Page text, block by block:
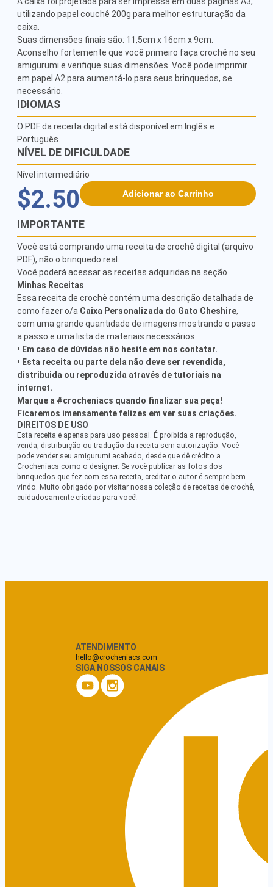
utilizando papel couchê 200g para melhor estruturação da
caixa.
Suas dimensões finais são: 11,5cm x 16cm x 9cm.
Aconselho fortemente que você primeiro faça crochê no seu
amigurumi e verifique suas dimensões. Você pode imprimir
em papel A2 para aumentá-lo para seus brinquedos, se
necessário.
IDIOMAS
O PDF da receita digital está disponível em Inglês e
Português.
NÍVEL DE DIFICULDADE
Nível intermediário
$2.50 Adicionar ao Carrinho
IMPORTANTE
Você está comprando uma receita de crochê digital (arquivo
PDF), não o brinquedo real.
Você poderá acessar as receitas adquiridas na seção
Minhas Receitas
Essa receita de crochê contém uma descrição detalhada de
como fazer o/a Caixa Personalizada do Gato Cheshire,
com uma grande quantidade de imagens mostrando o passo
a passo e uma lista de materiais necessários.
• Em caso de dúvidas não hesite em nos contatar.
• Esta receita ou parte dela não deve ser revendida,
distribuida ou reproduzida através de tutoriais na
internet.
Marque a #crocheniacs quando finalizar sua peça!
Ficaremos imensamente felizes em ver suas criações.
DIREITOS DE USO
Esta receita é apenas para uso pessoal. É proibida a reprodução,
venda, distribuição ou tradução da receita sem autorização. Você
pode vender seu amigurumi acabado, desde que dê crédito a
Crocheniacs como o designer. Se você publicar as fotos dos
brinquedos que fez com essa receita, creditar o autor é sempre bem-
vindo. Muito obrigado por visitar nossa coleção de receitas de crochê,
cuidadosamente criadas para você!
ATENDIMENTO
hello@crocheniacs.com
SIGA NOSSOS CANAIS